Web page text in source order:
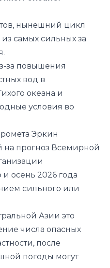
нынешний цикл
самых сильных за
за повышения
вод в
океана и
условия во
Эркин
на прогноз Всемирной
и осень 2026 года
сильного или
Азии это
числа опасных
после
погоды могут